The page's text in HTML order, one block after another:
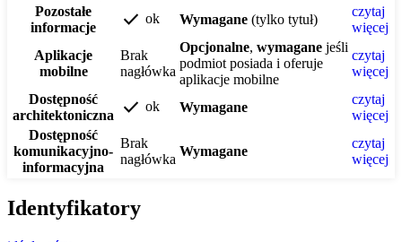
Pozostałe
informacje
check ok Wymagane (tylko tytuł)
czytaj
więcej
Aplikacje
mobilne
Brak
nagłówka
Opcjonalne, wymagane jeśli
podmiot posiada i oferuje
aplikacje mobilne
czytaj
więcej
Dostępność
architektoniczna
check ok Wymagane
czytaj
więcej
Dostępność
komunikacyjno-
informacyjna
Brak
nagłówka
Wymagane
czytaj
więcej
Identyfikatory